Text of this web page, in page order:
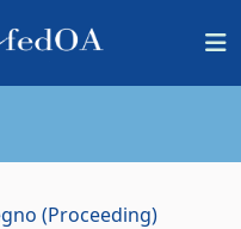
(Proceeding)